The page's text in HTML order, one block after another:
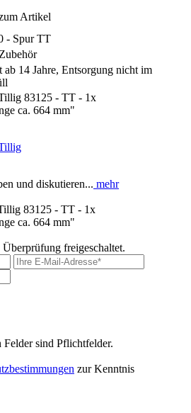
Artikel
- Spur TT
ab 14 Jahre, Entsorgung nicht im
83125 - TT - 1x
ca. 664 mm"
und diskutieren... mehr
83125 - TT - 1x
ca. 664 mm"
freigeschaltet.
sind Pflichtfelder.
zur Kenntnis